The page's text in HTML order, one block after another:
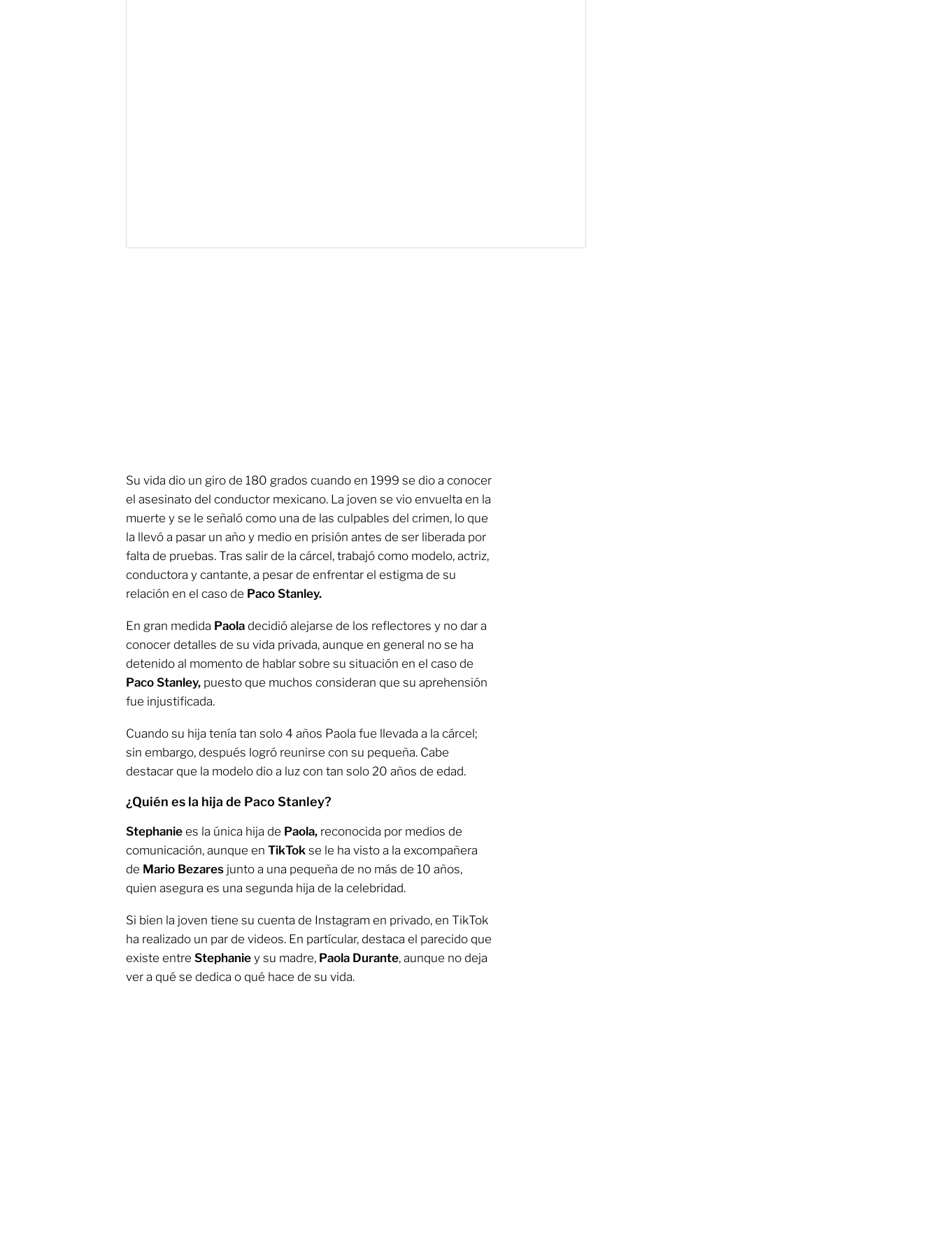
Su vida dio un giro de 180 grados cuando en 1999 se dio a conocer
el asesinato del conductor mexicano. La joven se vio envuelta en la
muerte y se le señaló como una de las culpables del crimen, lo que
la llevó a pasar un año y medio en prisión antes de ser liberada por
falta de pruebas. Tras salir de la cárcel, trabajó como modelo, actriz,
conductora y cantante, a pesar de enfrentar el estigma de su
relación en el caso de Paco Stanley.
En gran medida Paola decidió alejarse de los reflectores y no dar a
conocer detalles de su vida privada, aunque en general no se ha
detenido al momento de hablar sobre su situación en el caso de
Paco Stanley, puesto que muchos consideran que su aprehensión
fue injustificada.
Cuando su hija tenía tan solo 4 años Paola fue llevada a la cárcel;
sin embargo, después logró reunirse con su pequeña. Cabe
destacar que la modelo dio a luz con tan solo 20 años de edad.
¿Quién es la hija de Paco Stanley?
Stephanie es la única hija de Paola, reconocida por medios de
comunicación, aunque en TikTok se le ha visto a la excompañera
de Mario Bezares junto a una pequeña de no más de 10 años,
quien asegura es una segunda hija de la celebridad.
Si bien la joven tiene su cuenta de Instagram en privado, en TikTok
ha realizado un par de videos. En partícular, destaca el parecido que
existe entre Stephanie y su madre, Paola Durante, aunque no deja
ver a qué se dedica o qué hace de su vida.